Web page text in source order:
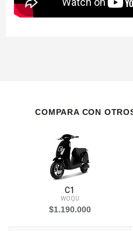
COMPARA CON
C1
WOQU
$1.190.000